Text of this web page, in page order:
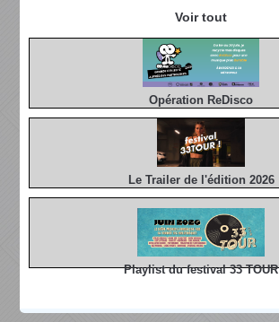
Voir tout
Opération ReDisco
Le Trailer de l'édition 2026
Playlist du festival 33 TOUR